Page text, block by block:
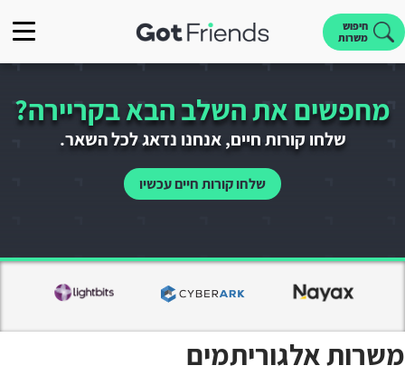
חיפוש
משרות
מחפשים את השלב הבא בקריירה?
שלחו קורות חיים, אנחנו נדאג לכל השאר.
שלחו קורות חיים עכשיו
משרות אלגוריתמים